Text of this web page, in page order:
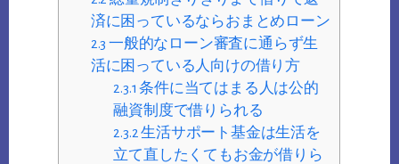
済に困っているならおまとめローン
2.3 一般的なローン審査に通らず生
活に困っている人向けの借り方
2.3.1 条件に当てはまる人は公的
融資制度で借りられる
2.3.2 生活サポート基金は生活を
立て直したくてもお金が借りら